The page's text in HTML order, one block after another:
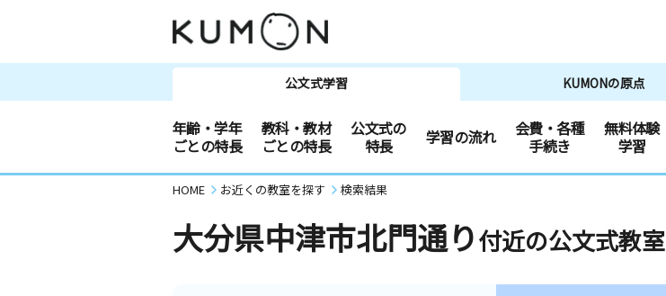
公文式学習 KUMONの原点
年齢・学年
ごとの特長
教科・教材
ごとの特長
公文式の
特長
学習の流れ
会費・各種
手続き
無料体験
学習
HOME お近くの教室を探す 検索結果
大分県中津市北門通り付近の公文式教室